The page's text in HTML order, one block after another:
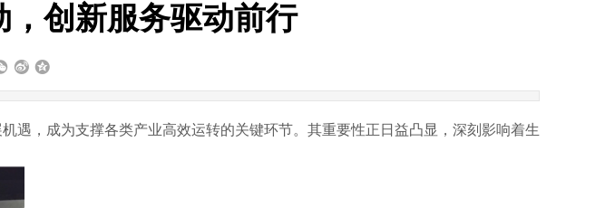
创新服务驱动前行
遇，成为支撑各类产业高效运转的关键环节。其重要性正日益凸显，深刻影响着生